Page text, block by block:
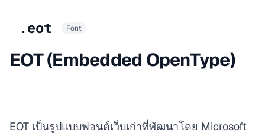
.eot Font
EOT (Embedded OpenType)
EOT เป็นรูปแบบฟอนต์เว็บเก่าที่พัฒนาโดย Microsoft